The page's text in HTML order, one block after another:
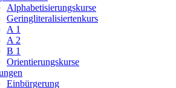
Alphabetisierungskurse
Geringliteralisiertenkurs
A 1
A 2
B 1
Orientierungskurse
Einbürgerung